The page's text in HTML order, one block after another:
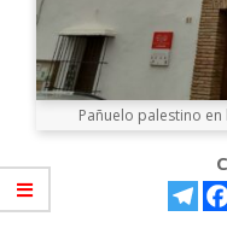
Pañuelo palestino en